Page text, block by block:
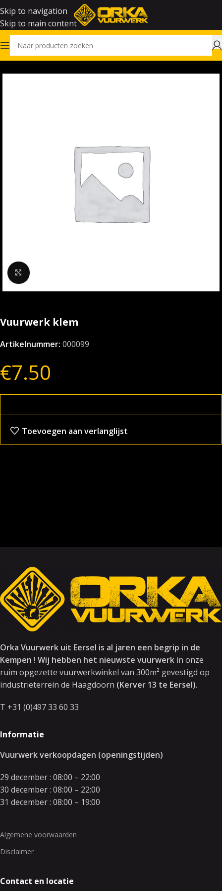
Skip to navigation
Skip to main content
Home Vuurwerk
Klik om te vergroten
Vuurwerk klem
Artikelnummer: 000099
€7.50
Toevoegen aan verlanglijst
Orka Vuurwerk uit Eersel is al jaren een begrip in de
Kempen ! Wij hebben het nieuwste vuurwerk in onze
ruim opgezette vuurwerkwinkel van 300m² gevestigd op
industrieterrein de Haagdoorn (Kerver 13 te Eersel).
T +31 (0)497 33 60 33
Informatie
Vuurwerk verkoopdagen (openingstijden)
29 december : 08:00 – 22:00
30 december : 08:00 – 22:00
31 december : 08:00 – 19:00
Algemene voorwaarden
Disclaimer
Contact en locatie